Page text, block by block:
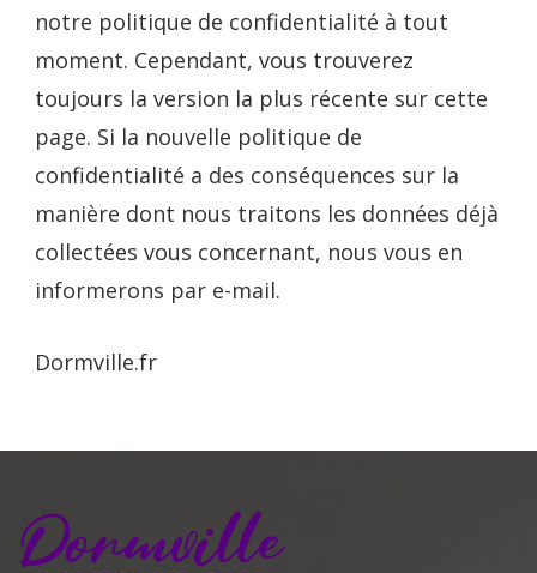
notre politique de confidentialité à tout
moment. Cependant, vous trouverez
toujours la version la plus récente sur cette
page. Si la nouvelle politique de
confidentialité a des conséquences sur la
manière dont nous traitons les données déjà
collectées vous concernant, nous vous en
informerons par e-mail.
Dormville.fr